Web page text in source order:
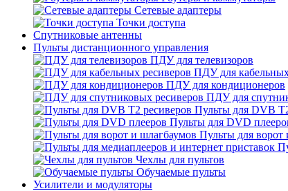
Сетевые адаптеры
Точки доступа
Спутниковые антенны
Пульты дистанционного управления
ПДУ для телевизоров
ПДУ для
ПДУ для кондиционеров
ПДУ для
Пульты для DVB
Пульты для DVD
Пульты для ворот
Чехлы для пультов
Обучаемые пульты
Усилители и модуляторы